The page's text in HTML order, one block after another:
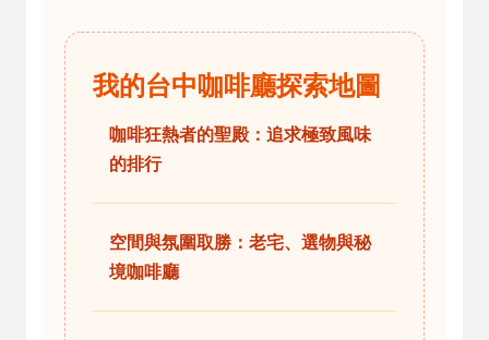
我的台中咖啡廳探索地圖
咖啡狂熱者的聖殿：追求極致風味
的排行
空間與氛圍取勝：老宅、選物與秘
境咖啡廳